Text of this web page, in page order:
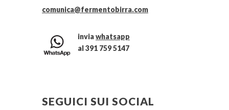
comunica@fermentobirra.com
inviawhatsapp
al 391 759 5147
SEGUICI SUI SOCIAL